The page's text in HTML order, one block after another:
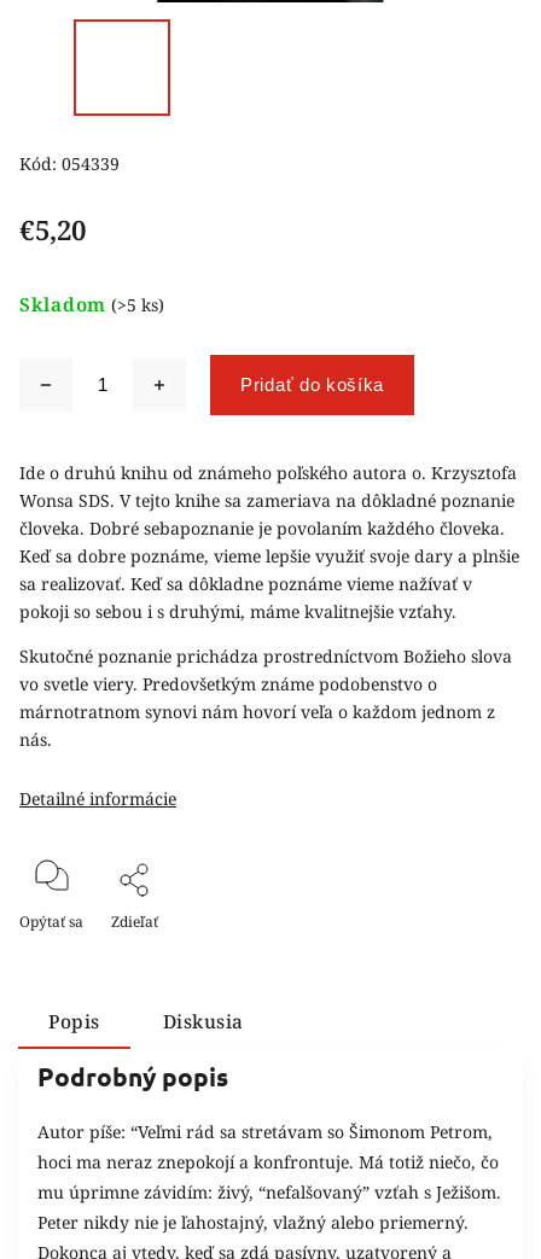
Kód: 054339
€5,20
Skladom (>5 ks)
Pridať do košíka
Ide o druhú knihu od známeho poľského autora o. Krzysztofa
Wonsa SDS. V tejto knihe sa zameriava na dôkladné poznanie
človeka. Dobré sebapoznanie je povolaním každého človeka.
Keď sa dobre poznáme, vieme lepšie využiť svoje dary a plnšie
sa realizovať. Keď sa dôkladne poznáme vieme nažívať v
pokoji so sebou i s druhými, máme kvalitnejšie vzťahy.
Skutočné poznanie prichádza prostredníctvom Božieho slova
vo svetle viery. Predovšetkým známe podobenstvo o
márnotratnom synovi nám hovorí veľa o každom jednom z
nás.
Detailné informácie
Opýtať sa Zdieľať
Popis Diskusia
Podrobný popis
Autor píše: “Veľmi rád sa stretávam so Šimonom Petrom,
hoci ma neraz znepokojí a konfrontuje. Má totiž niečo, čo
mu úprimne závidím: živý, “nefalšovaný” vzťah s Ježišom.
Peter nikdy nie je ľahostajný, vlažný alebo priemerný.
Dokonca aj vtedy, keď sa zdá pasívny, uzatvorený a